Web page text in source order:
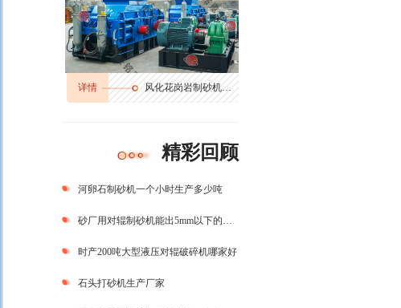
详情 风化花岗岩制砂机多少钱,花岗岩边角料制砂机,花岗岩制砂机生产视频
精彩回顾
河卵石制砂机一个小时生产多少吨
砂厂用对辊制砂机能出5mm以下的沙子吗？
时产200吨大型液压对辊破碎机哪家好
石头打砂机生产厂家